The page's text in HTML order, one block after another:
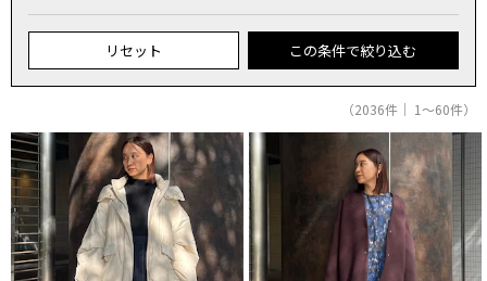
リセット この条件で絞り込む
（2036件｜ 1～60件）